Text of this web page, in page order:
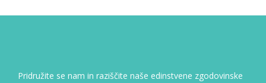
Pridružite se nam in raziščite naše edinstvene zgodovinske